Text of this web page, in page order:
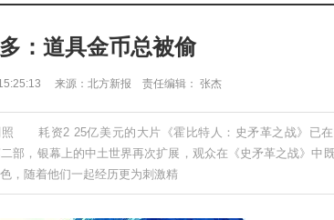
：道具金币总被偷
来源：北方新报 责任编辑： 张杰
照 耗资2 25亿美元的大片《霍比特人：史矛革之战》已
部，银幕上的中土世界再次扩展，观众在《史矛革之战》中
，随着他们一起经历更为刺激精